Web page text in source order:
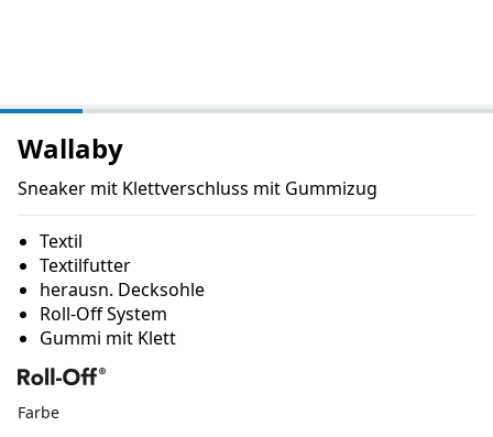
Wallaby
Sneaker mit Klettverschluss mit Gummizug
Textil
Textilfutter
herausn. Decksohle
Roll-Off System
Gummi mit Klett
Farbe